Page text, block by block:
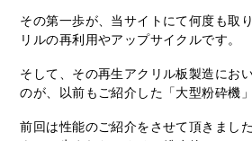
その第一歩が、当サイトにて何度も取
リルの再利用やアップサイクルです。
そして、その再生アクリル板製造にお
のが、以前もご紹介した「大型粉砕機」
前回は性能のご紹介をさせて頂きまし